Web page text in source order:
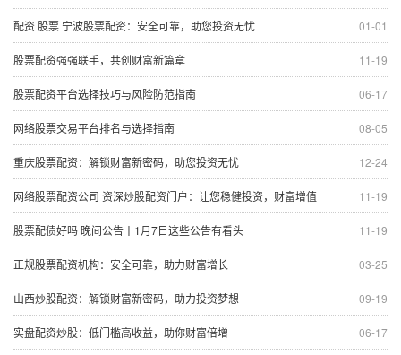
01-01
配资 股票 宁波股票配资：安全可靠，助您投资无忧
11-19
股票配资强强联手，共创财富新篇章
06-17
股票配资平台选择技巧与风险防范指南
08-05
网络股票交易平台排名与选择指南
12-24
重庆股票配资：解锁财富新密码，助您投资无忧
11-19
网络股票配资公司 资深炒股配资门户：让您稳健投资，财富增值
11-19
股票配债好吗 晚间公告丨1月7日这些公告有看头
03-25
正规股票配资机构：安全可靠，助力财富增长
09-19
山西炒股配资：解锁财富新密码，助力投资梦想
06-17
实盘配资炒股：低门槛高收益，助你财富倍增